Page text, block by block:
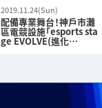
2019.11.24(Sun)
配備專業舞台！神戶市灘
區電競設施「esports sta
ge EVOLVE(進化…